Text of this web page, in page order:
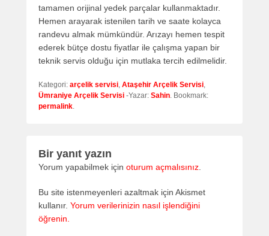
tamamen orijinal yedek parçalar kullanmaktadır.
Hemen arayarak istenilen tarih ve saate kolayca
randevu almak mümkündür. Arızayı hemen tespit
ederek bütçe dostu fiyatlar ile çalışma yapan bir
teknik servis olduğu için mutlaka tercih edilmelidir.
Kategori: arçelik servisi Ataşehir Arçelik Servisi
Ümraniye Arçelik Servisi -Yazar: Sahin . Bookmark:
permalink
Bir yanıt yazın
Yorum yapabilmek için oturum açmalısınız
Bu site istenmeyenleri azaltmak için Akismet
kullanır. Yorum verilerinizin nasıl işlendiğini
öğrenin.